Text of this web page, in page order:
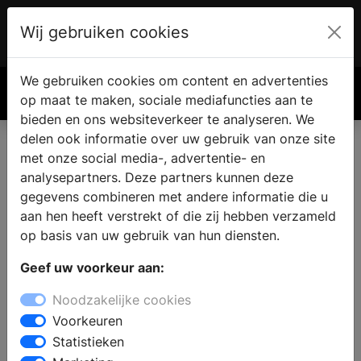
€ 0.00
Wij gebruiken cookies
We gebruiken cookies om content en advertenties
op maat te maken, sociale mediafuncties aan te
bieden en ons websiteverkeer te analyseren. We
delen ook informatie over uw gebruik van onze site
met onze social media-, advertentie- en
analysepartners. Deze partners kunnen deze
gegevens combineren met andere informatie die u
aan hen heeft verstrekt of die zij hebben verzameld
op basis van uw gebruik van hun diensten.
Geef uw voorkeur aan:
Noodzakelijke cookies
Voorkeuren
Statistieken